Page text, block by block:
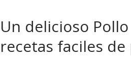
Un delicioso
recetas faciles
Pollo
Ranchero
y